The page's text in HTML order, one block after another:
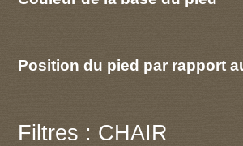
Position du pied par rapport
Filtres : CHAIR